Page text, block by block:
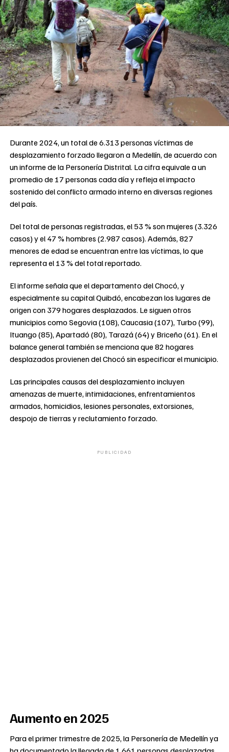
Durante 2024, un total de 6.313 personas víctimas de
desplazamiento forzado llegaron a Medellín, de acuerdo con
un informe de la Personería Distrital. La cifra equivale a un
promedio de 17 personas cada día y refleja el impacto
sostenido del conflicto armado interno en diversas regiones
del país.
Del total de personas registradas, el 53 % son mujeres (3.326
casos) y el 47 % hombres (2.987 casos). Además, 827
menores de edad se encuentran entre las víctimas, lo que
representa el 13 % del total reportado.
El informe señala que el departamento del Chocó, y
especialmente su capital Quibdó, encabezan los lugares de
origen con 379 hogares desplazados. Le siguen otros
municipios como Segovia (108), Caucasia (107), Turbo (99),
Ituango (85), Apartadó (80), Tarazá (64) y Briceño (61). En el
balance general también se menciona que 82 hogares
desplazados provienen del Chocó sin especificar el municipio.
Las principales causas del desplazamiento incluyen
amenazas de muerte, intimidaciones, enfrentamientos
armados, homicidios, lesiones personales, extorsiones,
despojo de tierras y reclutamiento forzado.
PUBLICIDAD
Aumento en 2025
Para el primer trimestre de 2025, la Personería de Medellín ya